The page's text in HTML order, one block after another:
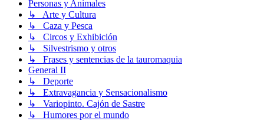
Personas y Animales
↳ Arte y Cultura
↳ Caza y Pesca
↳ Circos y Exhibición
↳ Silvestrismo y otros
↳ Frases y sentencias de la tauromaquia
General II
↳ Deporte
↳ Extravagancia y Sensacionalismo
↳ Variopinto. Cajón de Sastre
↳ Humores por el mundo